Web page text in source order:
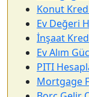
Konut
Ev Değeri
İnşaat
Ev Alım
PITI
Mortgage